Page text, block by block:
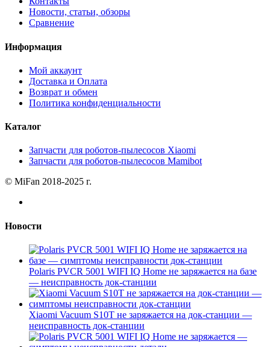
Новости, статьи, обзоры
Сравнение
Информация
Мой аккаунт
Доставка и Оплата
Возврат и обмен
Политика конфиденциальности
Каталог
Запчасти для роботов-пылесосов Xiaomi
Запчасти для роботов-пылесосов Mamibot
© MiFan 2018-2025 г.
Новости
Polaris PVCR 5001 WIFI IQ Home не заряжается на базе
— неисправность док-станции
Xiaomi Vacuum S10T не заряжается на док-станции —
неисправность док-станции